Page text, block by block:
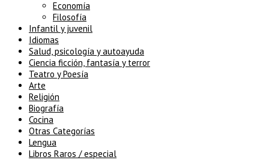
Economía
Filosofía
Infantil y juvenil
Idiomas
Salud, psicología y autoayuda
Ciencia ficción, fantasía y terror
Teatro y Poesía
Arte
Religión
Biografía
Cocina
Otras Categorías
Lengua
Libros Raros / especial